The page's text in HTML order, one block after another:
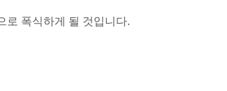
로 폭식하게 될 것입니다.